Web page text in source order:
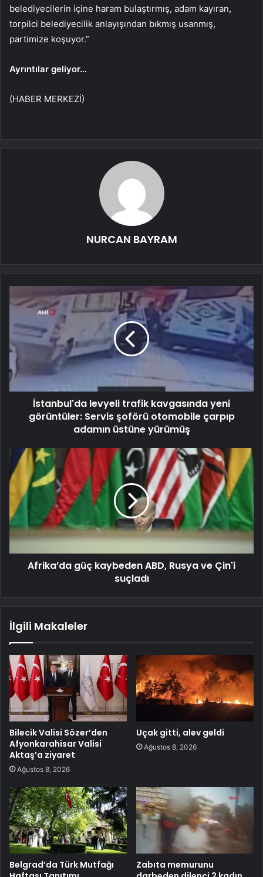
belediyecilerin içine haram bulaştırmış, adam kayıran,
torpilci belediyecilik anlayışından bıkmış usanmış,
partimize koşuyor.”
Ayrıntılar geliyor…
(HABER MERKEZİ)
NURCAN BAYRAM
İstanbul'da levyeli trafik kavgasında yeni
görüntüler: Servis şoförü otomobile çarpıp
adamın üstüne yürümüş
Afrika’da güç kaybeden ABD, Rusya ve Çin'i
suçladı
İlgili Makaleler
Bilecik Valisi Sözer’den
Afyonkarahisar Valisi
Aktaş’a ziyaret
Ağustos 8, 2026
Uçak gitti, alev geldi
Ağustos 8, 2026
Belgrad’da Türk Mutfağı
Zabıta memurunu